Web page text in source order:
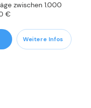
zwischen 1.000
€
Weitere Infos